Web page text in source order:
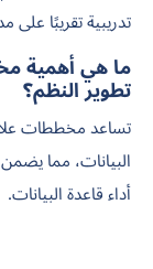
تدريبية تقريبًا
تطوير النظم؟
البيانات، مما
أداء قاعدة البيانات.